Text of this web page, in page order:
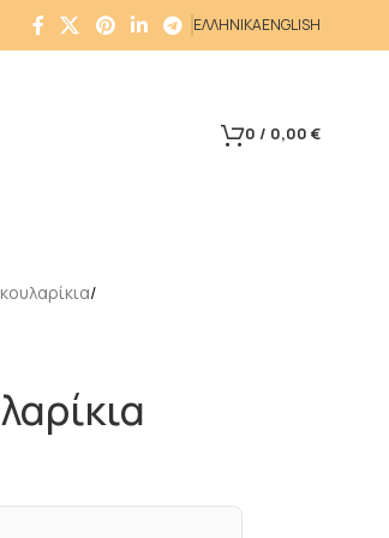
ΕΛΛΗΝΙΚΑENGLISH
0 / 0,00 €